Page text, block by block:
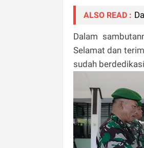
ALSO READ :
Dalam
Selamat dan
sudah